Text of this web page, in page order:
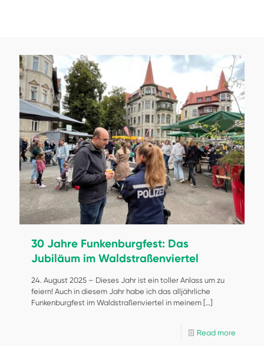
30 Jahre Funkenburgfest: Das
Jubiläum im Waldstraßenviertel
24. August 2025 – Dieses Jahr ist ein toller Anlass um zu
feiern! Auch in diesem Jahr habe ich das alljährliche
Funkenburgfest im Waldstraßenviertel in meinem […]
Read more